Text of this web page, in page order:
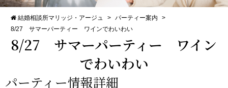
結婚相談所マリッジ・アージュ > パーティー案内
>
8/27 サマーパーティー ワインでわいわい
8/27 サマーパーティー ワイン
でわいわい
パーティー情報詳細